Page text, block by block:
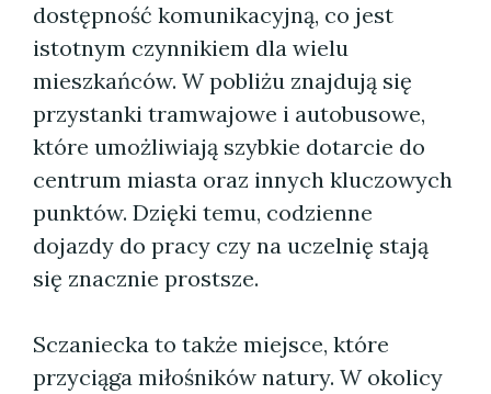
dostępność komunikacyjną, co jest
istotnym czynnikiem dla wielu
mieszkańców. W pobliżu znajdują się
przystanki tramwajowe i autobusowe,
które umożliwiają szybkie dotarcie do
centrum miasta oraz innych kluczowych
punktów. Dzięki temu, codzienne
dojazdy do pracy czy na uczelnię stają
się znacznie prostsze.
Sczaniecka to także miejsce, które
przyciąga miłośników natury. W okolicy